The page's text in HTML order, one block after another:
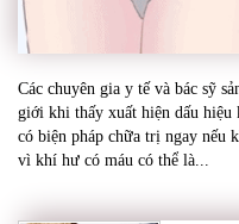
khám ngay nếu
Các chuyên gia y tế và bác sỹ
giới khi thấy xuất hiện dấu hiệu
có biện pháp chữa trị ngay nếu
vì khí hư có máu có thể là...